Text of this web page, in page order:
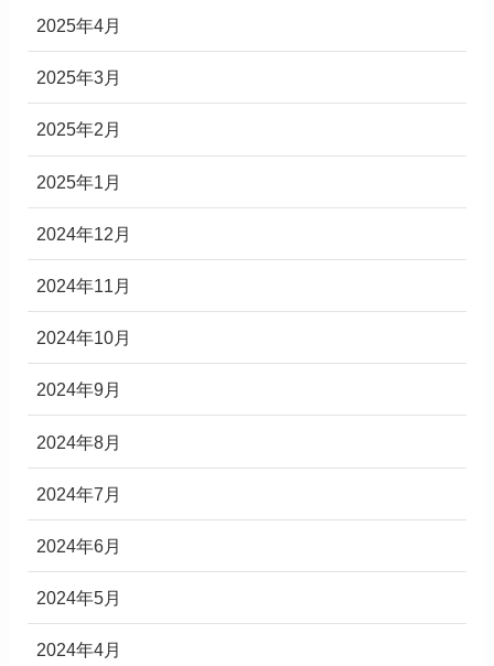
2025年4月
2025年3月
2025年2月
2025年1月
2024年12月
2024年11月
2024年10月
2024年9月
2024年8月
2024年7月
2024年6月
2024年5月
2024年4月